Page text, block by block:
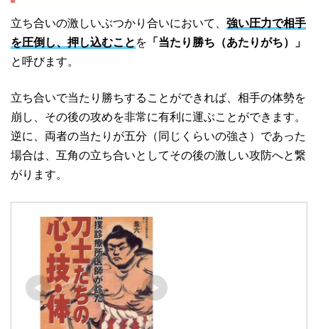
立ち合いの激しいぶつかり合いにおいて、 強い圧力で相手
を圧倒し、押し込むこと を 「当たり勝ち（あたりがち）」
と呼びます。
立ち合いで当たり勝ちすることができれば、相手の体勢を
崩し、その後の攻めを非常に有利に運ぶことができます。
逆に、両者の当たりが五分（同じくらいの強さ）であった
場合は、互角の立ち合いとしてその後の激しい攻防へと繋
がります。